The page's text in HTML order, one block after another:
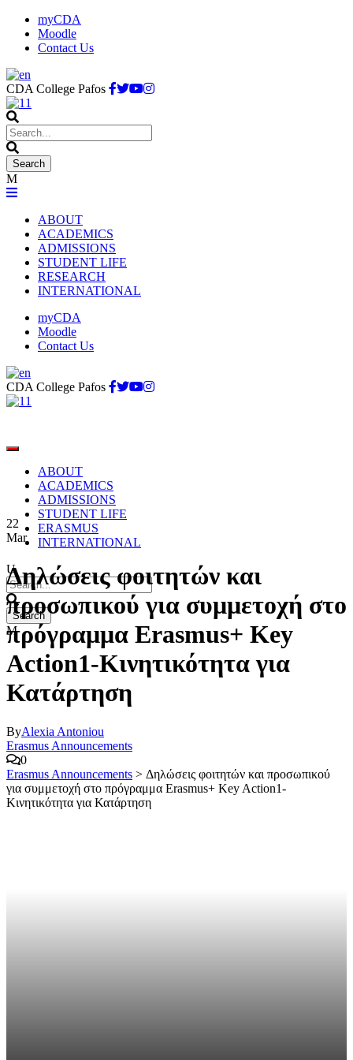
myCDA
Moodle
Contact Us
CDA College Pafos
ABOUT
ACADEMICS
ADMISSIONS
STUDENT LIFE
RESEARCH
INTERNATIONAL
myCDA
Moodle
Contact Us
CDA College Pafos
ABOUT
ACADEMICS
ADMISSIONS
STUDENT LIFE
ERASMUS
INTERNATIONAL
22
Mar
Δηλώσεις φοιτητών και
προσωπικού για συμμετοχή στο
πρόγραμμα Erasmus+ Key
Action1-Κινητικότητα για
Κατάρτηση
ByAlexia Antoniou
Erasmus Announcements
0
Erasmus Announcements > Δηλώσεις φοιτητών και προσωπικού
για συμμετοχή στο πρόγραμμα Erasmus+ Key Action1-
Κινητικότητα για Κατάρτηση